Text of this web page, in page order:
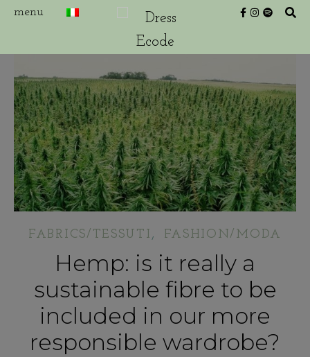
FABRICS/TESSUTI , FASHION/MODA
Hemp: is it really a
sustainable fibre to be
included in our more
responsible wardrobe?